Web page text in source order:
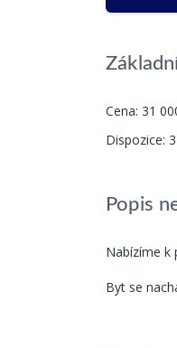
Cena: 31
Dispozice:
Popis
Nabízíme k
Byt se